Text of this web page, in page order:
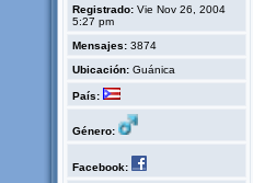
Registrado: Vie Nov 26, 2004
5:27 pm
Mensajes: 3874
Ubicación: Guánica
País:
Género:
Facebook: